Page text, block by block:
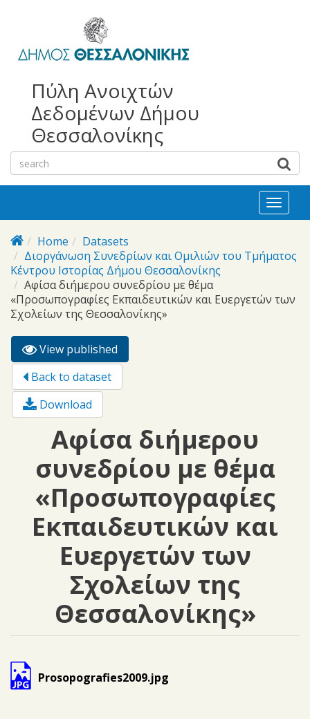
bayan
escort
escort
Πύλη Ανοιχτών
Δεδομένων Δήμου
Θεσσαλονίκης
Toggle
Home
Datasets
Διοργάνωση Συνεδρίων και Ομιλιών του Τμήματος
Κέντρου Ιστορίας Δήμου Θεσσαλονίκης
Αφίσα διήμερου συνεδρίου με θέμα
«Προσωπογραφίες Εκπαιδευτικών και Ευεργετών των
Σχολείων της Θεσσαλονίκης»
Primary tabs
View published
tab)
Back to dataset
Download
Αφίσα διήμερου
συνεδρίου με θέμα
«Προσωπογραφίες
Εκπαιδευτικών και
Ευεργετών των
Σχολείων της
Θεσσαλονίκης»
Prosopografies2009.jpg